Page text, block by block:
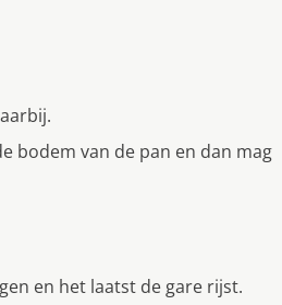
bodem van de pan en dan mag
en het laatst de gare rijst.